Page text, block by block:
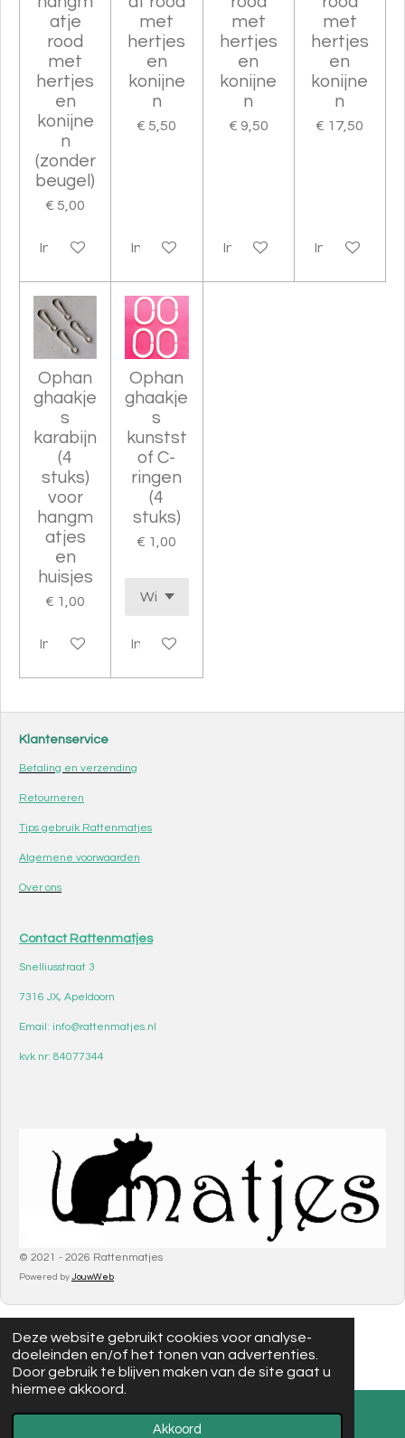
Deze website gebruikt cookies voor analyse-
doeleinden en/of het tonen van advertenties.
Door gebruik te blijven maken van de site gaat u
hiermee akkoord.
Akkoord
atje
rood
met
hertjes
en
konijne
n
(zonder
beugel)
€ 5,00
In winkelwagen
met
hertjes
en
konijne
n
€ 5,50
In winkelwagen
met
hertjes
en
konijne
n
€ 9,50
In winkelwagen
met
hertjes
en
konijne
n
€ 17,50
In
Ophan
ghaakje
s
karabijn
(4
stuks)
voor
hangm
atjes
en
huisjes
€ 1,00
In winkelwagen
Ophan
ghaakje
s
kunstst
of C-
ringen
(4
stuks)
€ 1,00
In winkelwagen
Klantenservice
Betaling en verzending
Retourneren
Tips gebruik Rattenmatjes
Algemene voorwaarden
Over ons
Contact Rattenmatjes
Snelliusstraat 3
7316 JX, Apeldoorn
Email: info@rattenmatjes.nl
kvk nr: 84077344
© 2021 - 2026 Rattenmatjes
Powered by JouwWeb